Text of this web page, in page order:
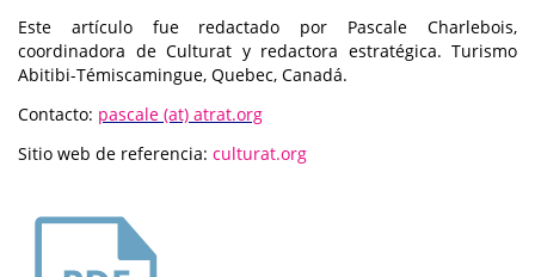
Este artículo fue redactado por Pascale Charlebois,
coordinadora de Culturat y redactora estratégica. Turismo
Abitibi-Témiscamingue, Quebec, Canadá.
Contacto: pascale (at) atrat.org
Sitio web de referencia: culturat.org